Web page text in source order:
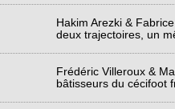
Hakim Arezki &
deux trajectoires, un
Frédéric Villeroux &
bâtisseurs du cécifoot